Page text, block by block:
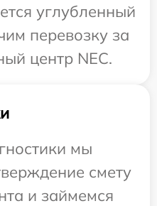
углубленный
перевозку за
центр NEC.
мы
смету
и займемся